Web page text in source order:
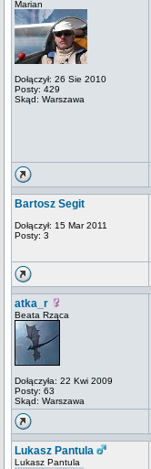
Marian
Dołączył: 26 Sie 2010
Posty: 429
Skąd: Warszawa
Bartosz Segit
Dołączył: 15 Mar 2011
Posty: 3
atka_r
Beata Rząca
Dołączyła: 22 Kwi 2009
Posty: 63
Skąd: Warszawa
Lukasz Pantula
Lukasz Pantula